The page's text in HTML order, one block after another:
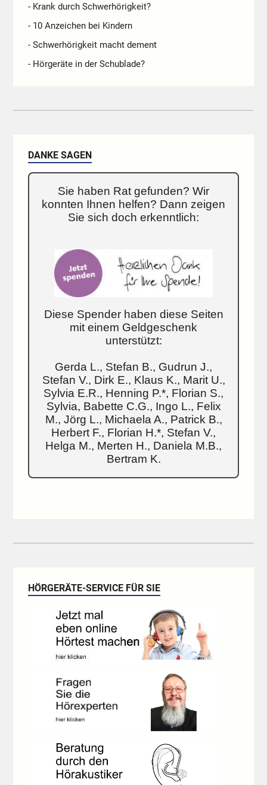
- Krank durch Schwerhörigkeit?
- 10 Anzeichen bei Kindern
- Schwerhörigkeit macht dement
- Hörgeräte in der Schublade?
DANKE SAGEN
Sie haben Rat gefunden? Wir
konnten Ihnen helfen? Dann zeigen
Sie sich doch erkenntlich:
Diese Spender haben diese Seiten
mit einem Geldgeschenk
unterstützt:
Gerda L., Stefan B., Gudrun J.,
Stefan V., Dirk E., Klaus K., Marit U.,
Sylvia E.R., Henning P.*, Florian S.,
Sylvia, Babette C.G., Ingo L., Felix
M., Jörg L., Michaela A., Patrick B.,
Herbert F., Florian H.*, Stefan V.,
Helga M., Merten H., Daniela M.B.,
Bertram K.
HÖRGERÄTE-SERVICE FÜR SIE